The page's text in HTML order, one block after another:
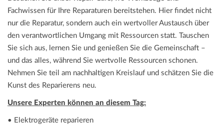
Fachwissen für Ihre Reparaturen bereitstehen. Hier findet nicht
nur die Reparatur, sondern auch ein wertvoller Austausch über
den verantwortlichen Umgang mit Ressourcen statt. Tauschen
Sie sich aus, lernen Sie und genießen Sie die Gemeinschaft –
und das alles, während Sie wertvolle Ressourcen schonen.
Nehmen Sie teil am nachhaltigen Kreislauf und schätzen Sie die
Kunst des Reparierens neu.
Unsere Experten können an diesem Tag:
• Elektrogeräte reparieren